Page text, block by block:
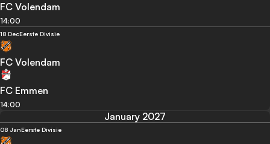
FC Volendam
14:00
18 DecEerste Divisie
FC Volendam
FC Emmen
14:00
January 2027
08 JanEerste Divisie